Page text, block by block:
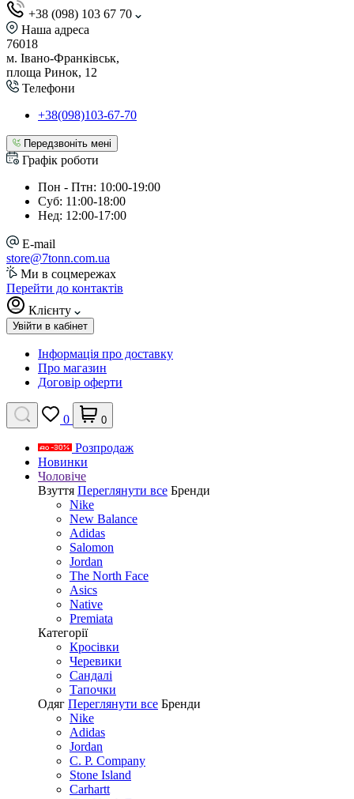
+38 (098) 103 67 70
Наша адреса
76018
м. Івано-Франківськ,
площа Ринок, 12
Телефони
+38(098)103-67-70
Передзвоніть мені
Графік роботи
Пон - Птн: 10:00-19:00
Суб: 11:00-18:00
Нед: 12:00-17:00
E-mail
store@7tonn.com.ua
Ми в соцмережах
Перейти до контактів
Клієнту
Увійти в кабінет
Інформація про доставку
Про магазин
Договір оферти
0 0
Розпродаж
Новинки
Чоловіче
Взуття Переглянути все Бренди
Nike
New Balance
Adidas
Salomon
Jordan
The North Face
Asics
Native
Premiata
Категорії
Кросівки
Черевики
Сандалі
Tапочки
Одяг Переглянути все Бренди
Nike
Adidas
Jordan
C. P. Company
Stone Island
Carhartt